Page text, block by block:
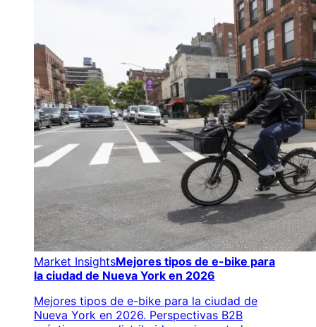
Market InsightsMejores tipos de e-bike para
la ciudad de Nueva York en 2026
Mejores tipos de e-bike para la ciudad de
Nueva York en 2026. Perspectivas B2B